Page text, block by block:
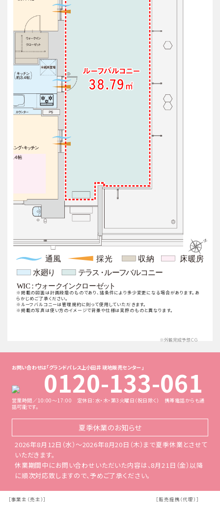
※掲載の図面は計画段階のものであり、諸条件により多少変更になる場合があります。あ
らかじめご了承ください。
※ルーフバルコニーは管理規約に則って使用していただきます。
※掲載の写真は使い方のイメージで背景や仕様は実際のものと異なります。
※外観完成予想ＣＧ
［事業主（売主）］ ［販売提携（代理）］
お問い合わせは「グランドパレス上小田井 現地販売センター」
0120-133-061
営業時間／10:00～17:00 定休日：水・木・第3火曜日（祝日除く）
携帯電話からも通
話可能です。
夏季休業のお知らせ
2026年8月12日（水）～2026年8月20日（木）まで夏季休業とさせて
いただきます。
休業期間中にお問い合わせいただいた内容は、8月21日（金）以降
に順次対応致しますので、予めご了承ください。